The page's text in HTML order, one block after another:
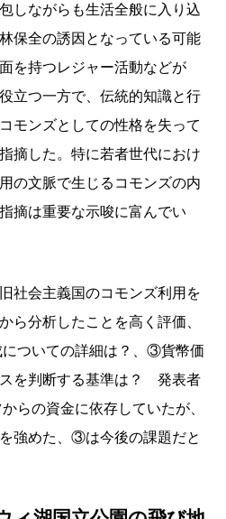
しながらも生活全般に入り込
保全の誘因となっている可能
を持つレジャー活動などが
立つ一方で、伝統的知識と行
モンズとしての性格を失って
摘した。特に若者世代におけ
の文脈で生じるコモンズの内
摘は重要な示唆に富んでい
社会主義国のコモンズ利用を
ら分析したことを高く評価、
ついての詳細は？、③貨幣価
を判断する基準は？ 発表者
らの資金に依存していたが、
強めた、③は今後の課題だと